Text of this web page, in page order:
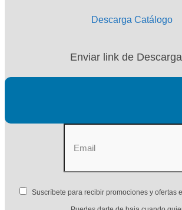
Descarga Catálogo
Enviar link de
Suscríbete para recibir promociones y ofertas